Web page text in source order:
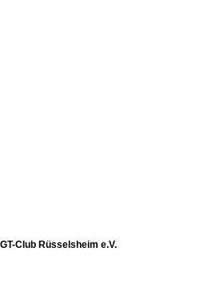
Club Rüsselsheim e.V.